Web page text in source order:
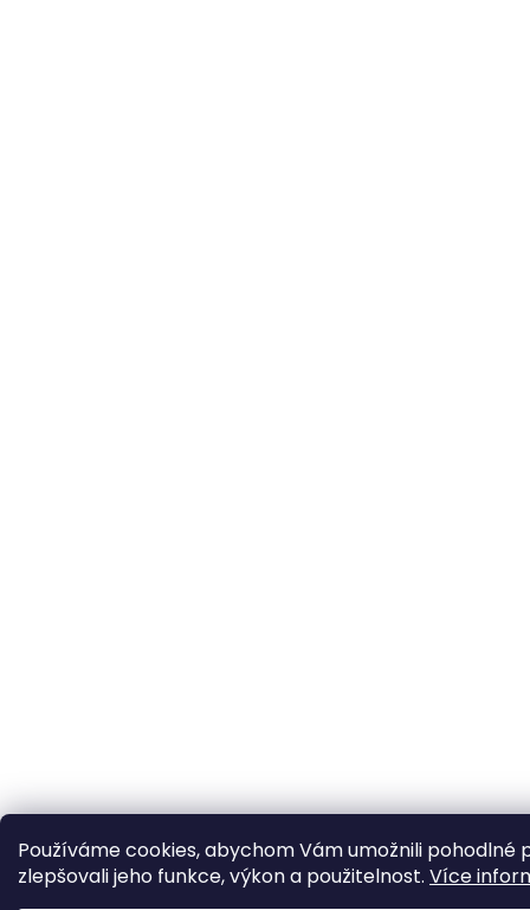
Používáme cookies, abychom Vám umožnili
zlepšovali jeho funkce, výkon a použitelnost. Více